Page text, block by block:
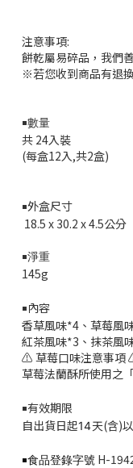
注意事項:
餅乾屬易碎品，我們
※若您收到商品有退
￭數量
共 24入裝
(每盒12入,共2盒)
￭外盒尺寸
18.5 x 30.2 x 4.5公分
￭淨重
145g
￭ 內容
香草風味*4、草莓風
紅茶風味*3、抹茶風
⚠️ 草莓口味注意事項
草莓法蘭酥所使用之
￭有效期限
自出貨日起14天(含)
￭食品登錄字號 H-